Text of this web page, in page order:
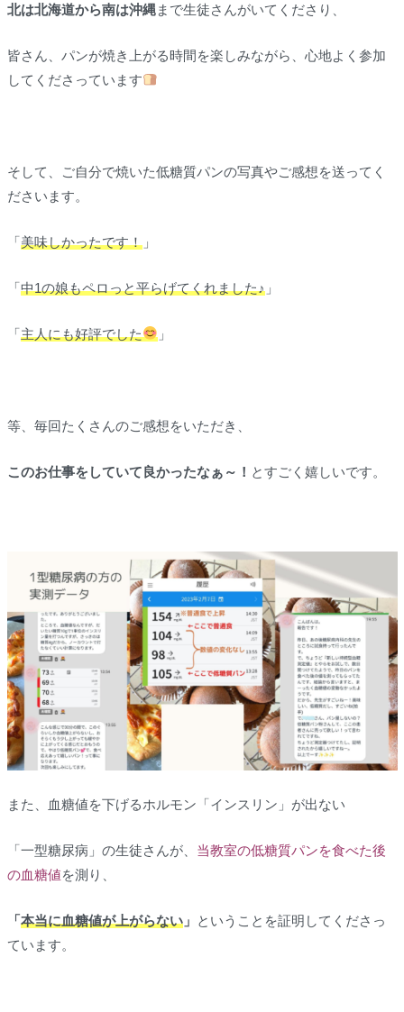
北は北海道から南は沖縄まで生徒さんがいてくださり、
皆さん、パンが焼き上がる時間を楽しみながら、心地よく参加
してくださっています
そして、ご自分で焼いた低糖質パンの写真やご感想を送ってく
ださいます。
「美味しかったです！」
「中1の娘もペロっと平らげてくれました♪」
「主人にも好評でした 」
等、毎回たくさんのご感想をいただき、
このお仕事をしていて良かったなぁ～！ とすごく嬉しいです。
また、血糖値を下げるホルモン「インスリン」が出ない
「一型糖尿病」の生徒さんが、 当教室の低糖質パンを食べた後
の血糖値を測り、
「本当に血糖値が上がらない」 ということを証明してくださっ
ています。